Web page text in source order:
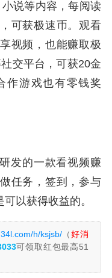
说等内容，每阅读
可获极速币。观看
视频，也能赚取极
交平台，可获20金
作游戏也有零钱奖
发的一款看视频赚
任务，签到，参与
以获得收益的。
h/ksjsb/（好消
可领取红包最高51